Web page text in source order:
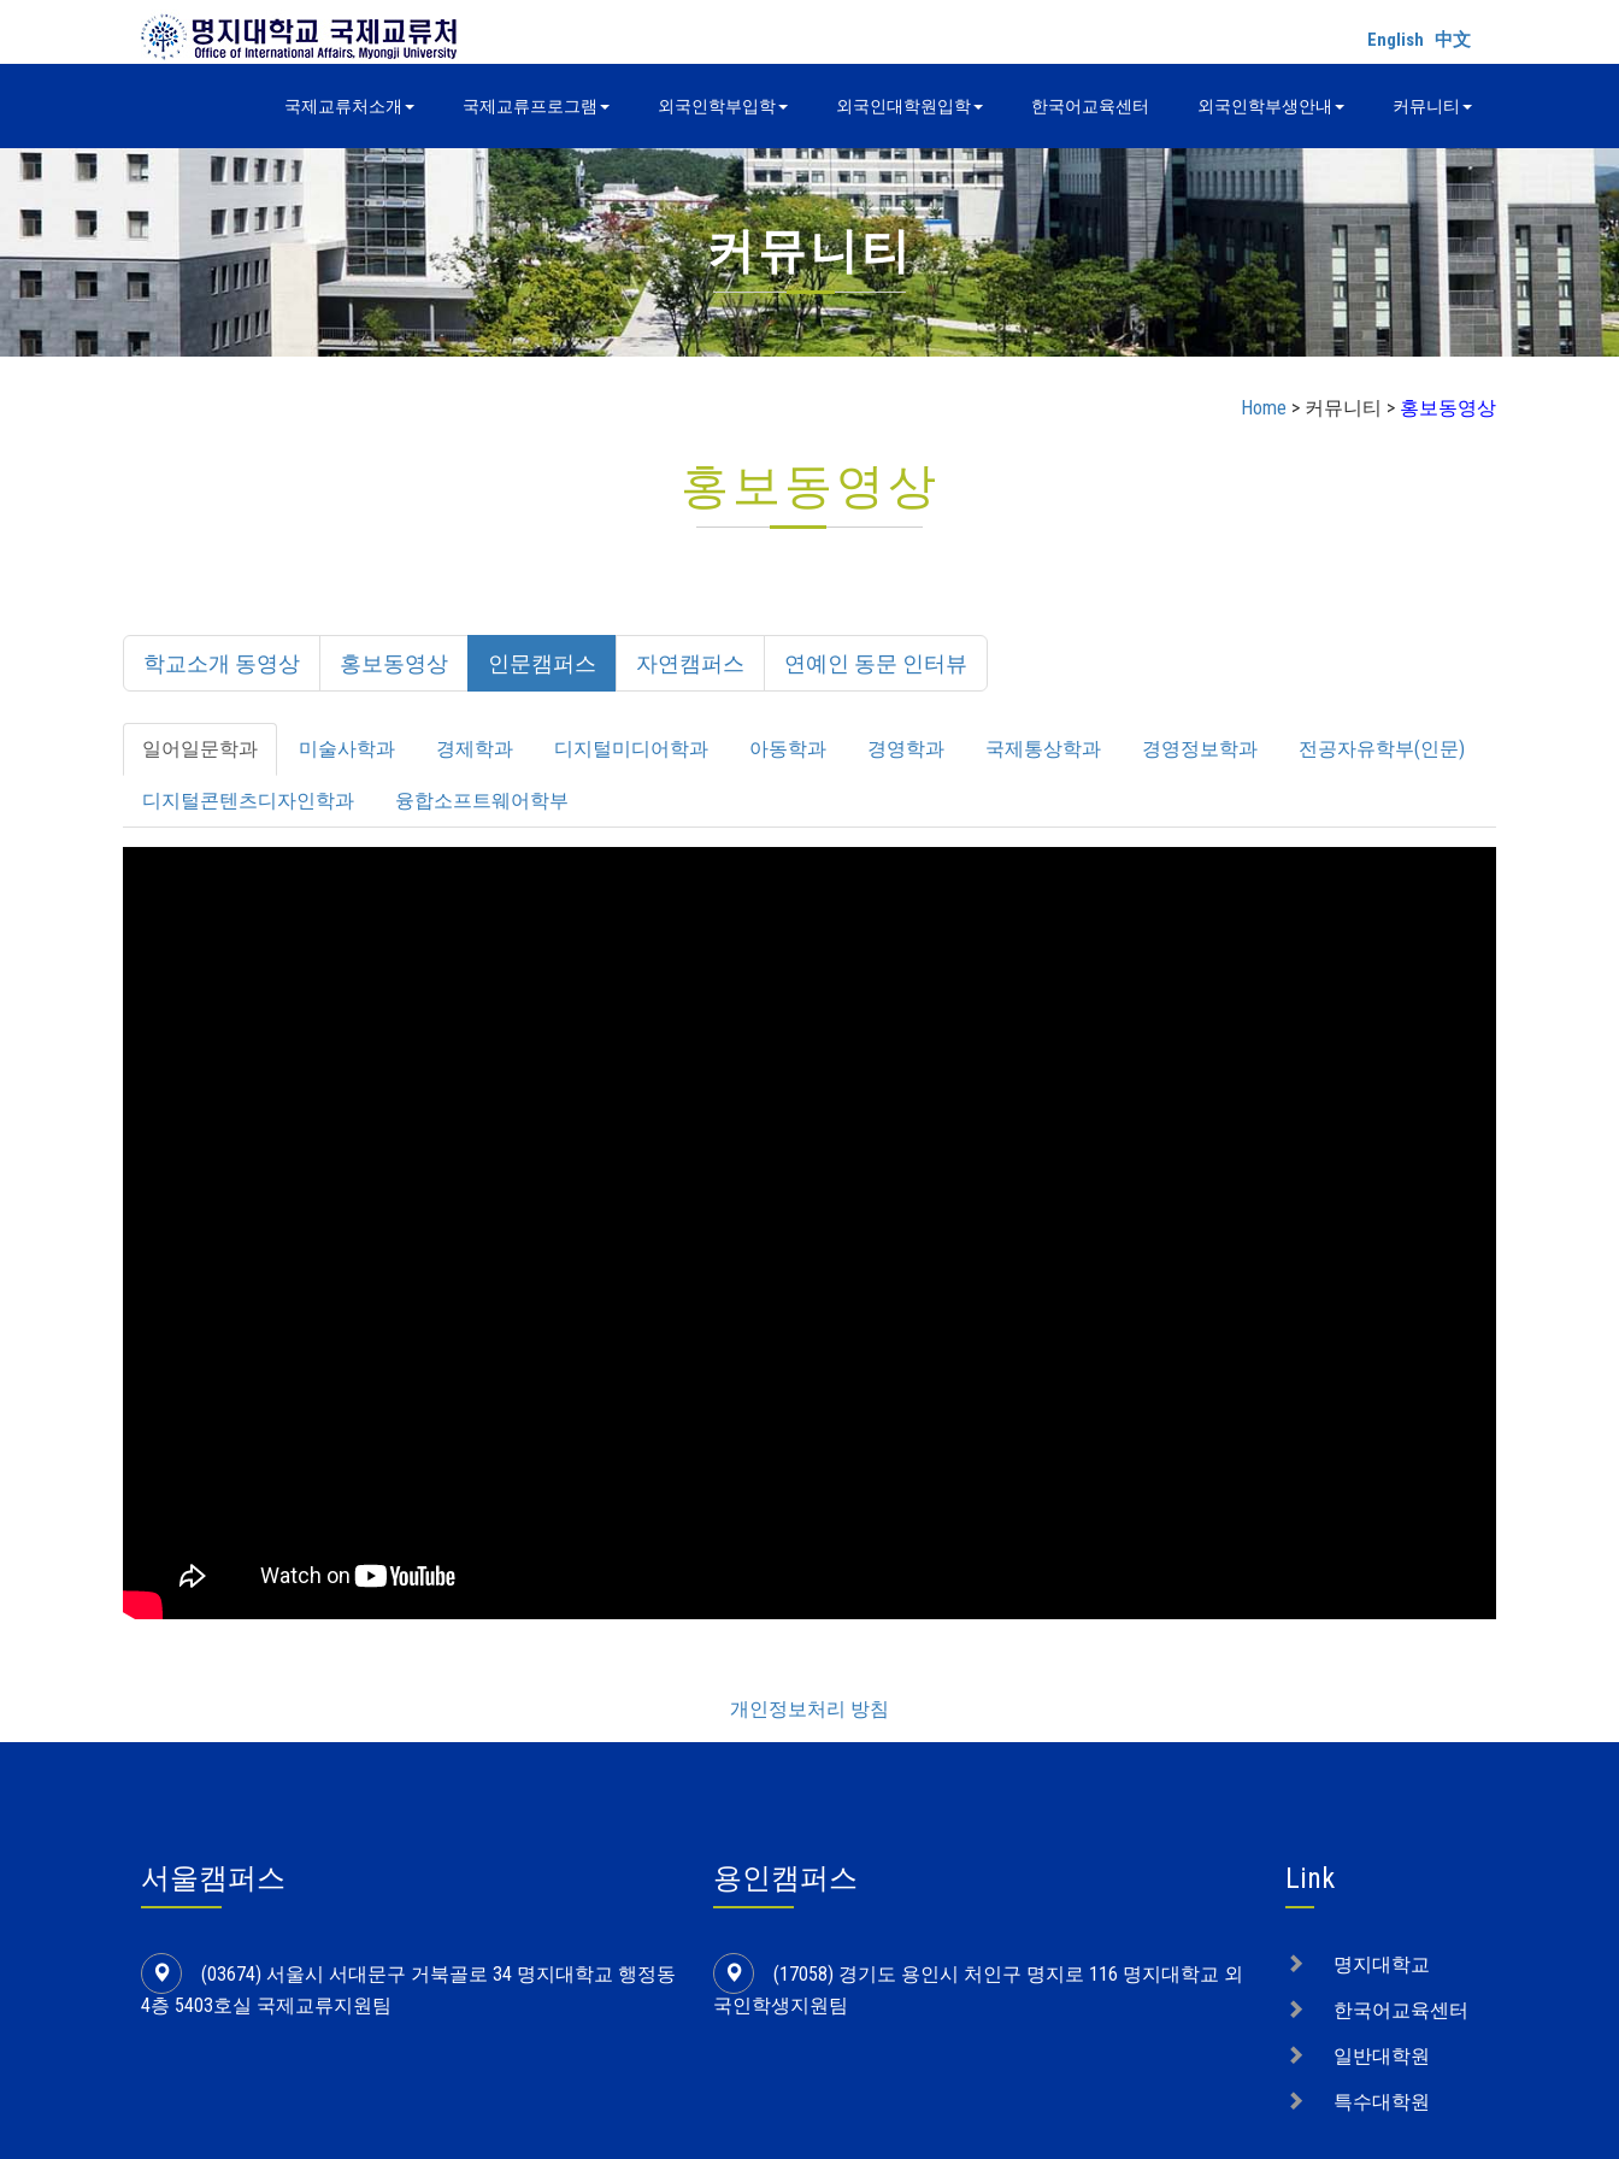
English 中文
국제교류처소개 국제교류프로그램 외국인학부입학 외국인대학원입학 한국어교육센터 외국인학부생안내 커뮤니티
커뮤니티
Home > 커뮤니티 > 홍보동영상
홍보동영상
학교소개 동영상 홍보동영상 인문캠퍼스 자연캠퍼스 연예인 동문 인터뷰
일어일문학과 미술사학과 경제학과 디지털미디어학과 아동학과 경영학과 국제통상학과 경영정보학과 전공자유학부(인문)
디지털콘텐츠디자인학과 융합소프트웨어학부
개인정보처리 방침
서울캠퍼스
(03674) 서울시 서대문구 거북골로 34 명지대학교 행정동
4층 5403호실 국제교류지원팀
용인캠퍼스
(17058) 경기도 용인시 처인구 명지로 116 명지대학교 외
국인학생지원팀
Link
명지대학교
한국어교육센터
일반대학원
특수대학원